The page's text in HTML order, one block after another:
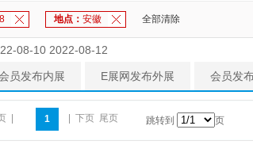
地点： 安徽 全部清除
08-10 2022-08-12
员发布内展 E展网发布外展 会员发
1 下页 尾页 跳转到 页